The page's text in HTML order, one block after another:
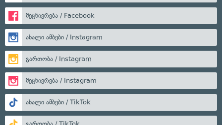
მეცნიერება / Facebook
ახალი ამბები / Instagram
გართობა / Instagram
მეცნიერება / Instagram
ახალი ამბები / TikTok